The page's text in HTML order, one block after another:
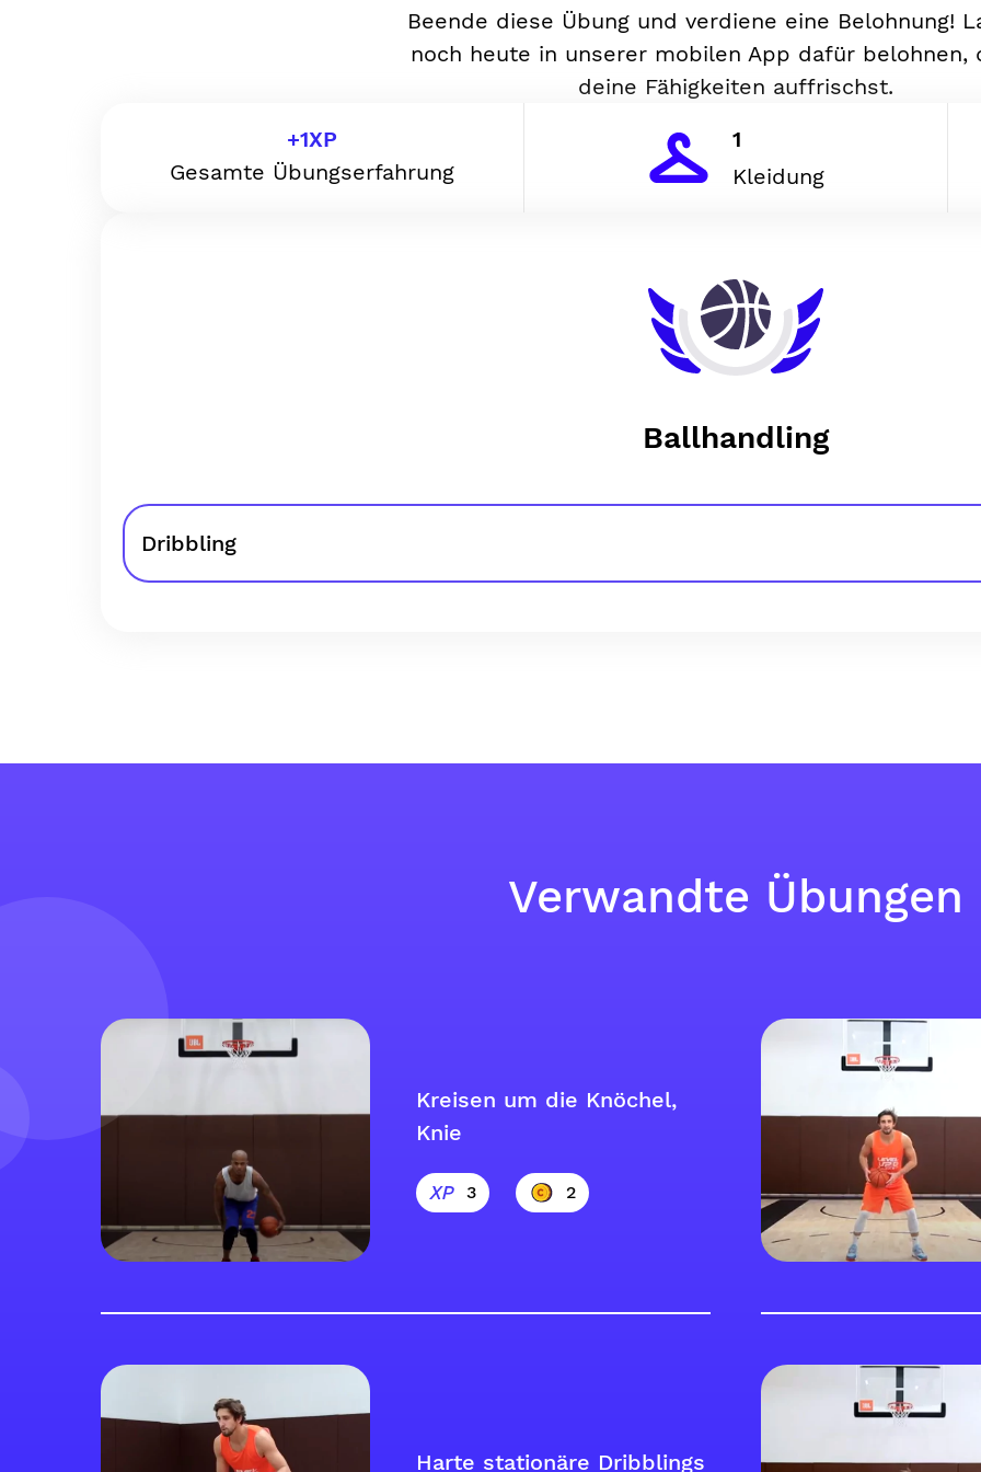
Beende diese Übung und verdiene eine Belohnung!
noch heute in unserer mobilen App dafür belohnen,
deine Fähigkeiten auffrischst.
+1XP
Gesamte Übungserfahrung
1
Kleidung
Ballhandling
Dribbling
Verwandte Übungen
Kreisen um die Knöchel,
Knie
3 2
Harte stationäre Dribblings